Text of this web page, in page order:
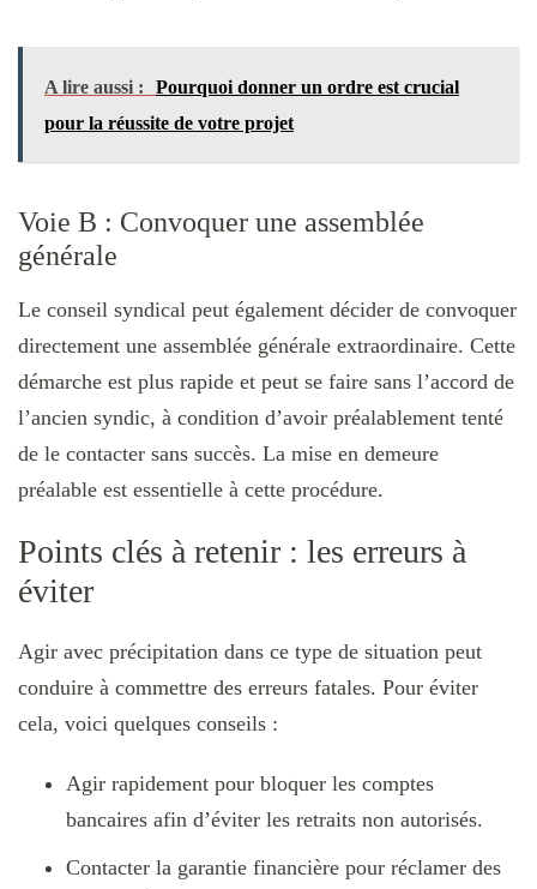
A lire aussi :
Pourquoi donner un ordre est crucial
pour la réussite de votre projet
Voie B : Convoquer une assemblée
générale
Le conseil syndical peut également décider de convoquer
directement une assemblée générale extraordinaire. Cette
démarche est plus rapide et peut se faire sans l’accord de
l’ancien syndic, à condition d’avoir préalablement tenté
de le contacter sans succès. La mise en demeure
préalable est essentielle à cette procédure.
Points clés à retenir : les erreurs à
éviter
Agir avec précipitation dans ce type de situation peut
conduire à commettre des erreurs fatales. Pour éviter
cela, voici quelques conseils :
Agir rapidement pour bloquer les comptes
bancaires afin d’éviter les retraits non autorisés.
Contacter la garantie financière pour réclamer des